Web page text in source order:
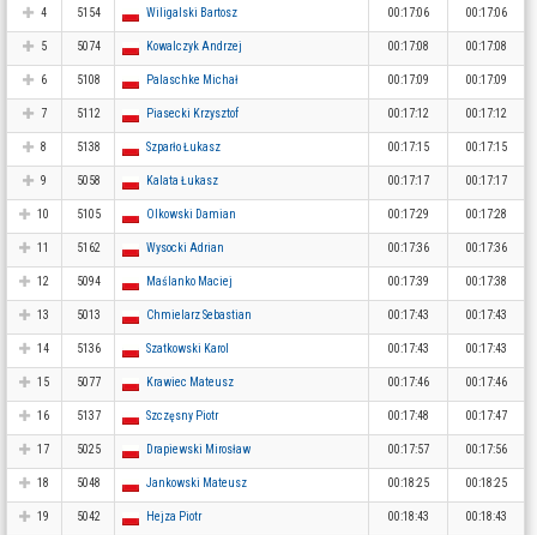
4 5154 Wiligalski Bartosz 00:17:06 00:17:06
5 5074 Kowalczyk Andrzej 00:17:08 00:17:08
6 5108 Palaschke Michał 00:17:09 00:17:09
7 5112 Piasecki Krzysztof 00:17:12 00:17:12
8 5138 Szparło Łukasz 00:17:15 00:17:15
9 5058 Kalata Łukasz 00:17:17 00:17:17
10 5105 Olkowski Damian 00:17:29 00:17:28
11 5162 Wysocki Adrian 00:17:36 00:17:36
12 5094 Maślanko Maciej 00:17:39 00:17:38
13 5013 Chmielarz Sebastian 00:17:43 00:17:43
14 5136 Szatkowski Karol 00:17:43 00:17:43
15 5077 Krawiec Mateusz 00:17:46 00:17:46
16 5137 Szczęsny Piotr 00:17:48 00:17:47
17 5025 Drapiewski Mirosław 00:17:57 00:17:56
18 5048 Jankowski Mateusz 00:18:25 00:18:25
19 5042 Hejza Piotr 00:18:43 00:18:43